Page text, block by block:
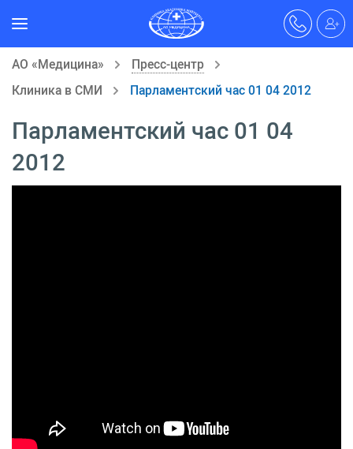
АО «Медицина»
Пресс-центр
Клиника в СМИ
Парламентский час 01 04 2012
Парламентский час 01 04
2012